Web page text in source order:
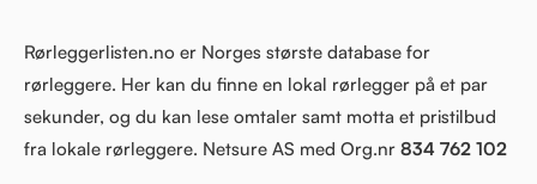
Rørleggerlisten.no er Norges største database for
rørleggere. Her kan du finne en lokal rørlegger på et par
sekunder, og du kan lese omtaler samt motta et pristilbud
fra lokale rørleggere. Netsure AS med Org.nr 834 762 102